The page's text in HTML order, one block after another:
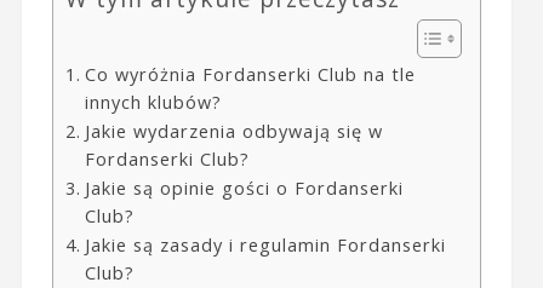
Co wyróżnia Fordanserki Club na tle
innych klubów?
Jakie wydarzenia odbywają się w
Fordanserki Club?
Jakie są opinie gości o Fordanserki
Club?
Jakie są zasady i regulamin Fordanserki
Club?